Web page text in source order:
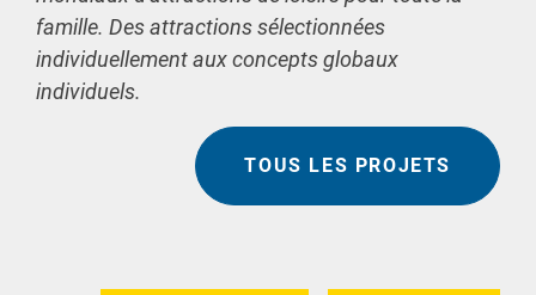
famille. Des attractions sélectionnées
individuellement aux concepts globaux
individuels.
TOUS LES PROJETS